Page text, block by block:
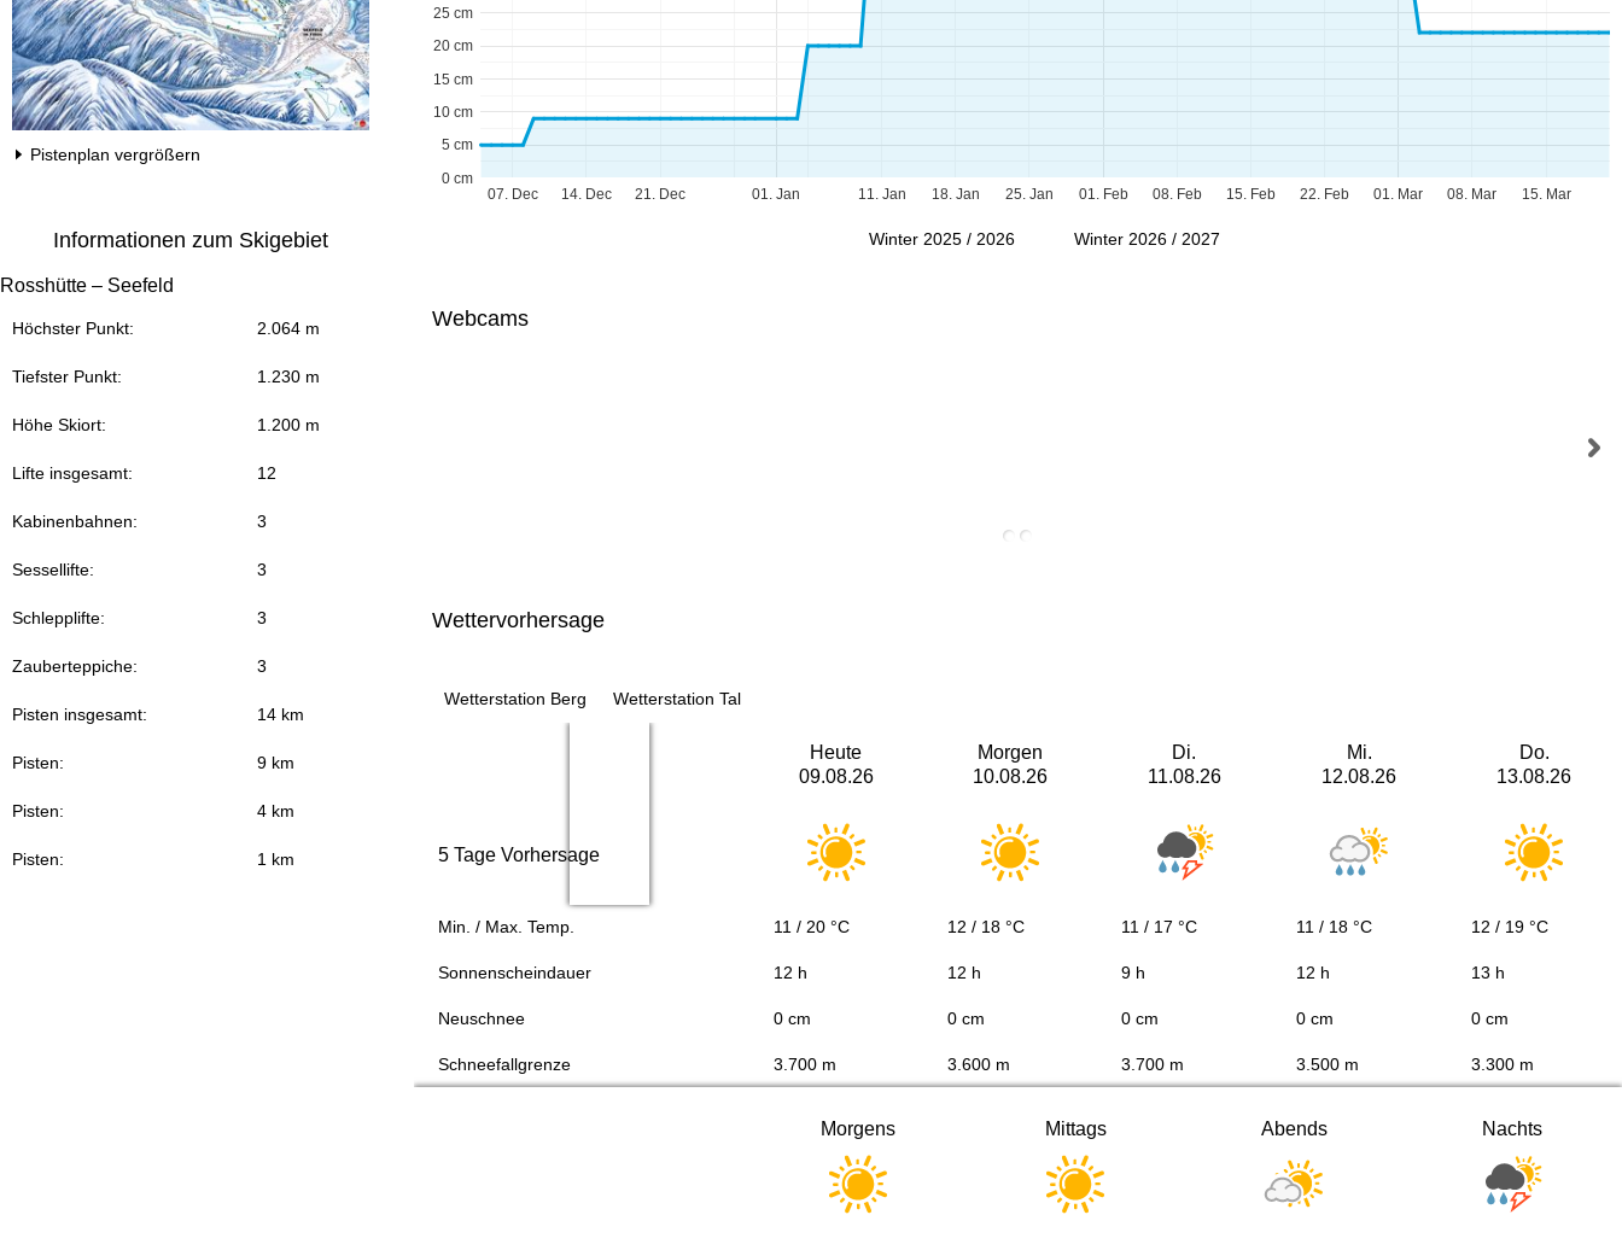
Pistenplan vergrößern
Informationen zum Skigebiet
Rosshütte – Seefeld
Höchster Punkt: 2.064 m
Tiefster Punkt: 1.230 m
Höhe Skiort: 1.200 m
Lifte insgesamt: 12
Kabinenbahnen: 3
Sessellifte: 3
Schlepplifte: 3
Zauberteppiche: 3
Pisten insgesamt: 14 km
Pisten: 9 km
Pisten: 4 km
Pisten: 1 km
01. Jan 01. Feb 01. Mar
07. Dec 14. Dec 21. Dec 11. Jan 18. Jan 25. Jan 08. Feb 15. Feb 22. Feb 08. Mar 15. Mar
0 cm
5 cm
10 cm
15 cm
20 cm
25 cm
Winter 2025 / 2026 Winter 2026 / 2027
Webcams
Wettervorhersage
Wetterstation Berg Wetterstation Tal
Heute
09.08.26
Morgen
10.08.26
Di.
11.08.26
Mi.
12.08.26
Do.
13.08.26
5 Tage Vorhersage
Min. / Max. Temp. 11 / 20 °C 12 / 18 °C 11 / 17 °C 11 / 18 °C 12 / 19 °C
Sonnenscheindauer 12 h 12 h 9 h 12 h 13 h
Neuschnee 0 cm 0 cm 0 cm 0 cm 0 cm
Schneefallgrenze 3.700 m 3.600 m 3.700 m 3.500 m 3.300 m
Morgens Mittags Abends Nachts